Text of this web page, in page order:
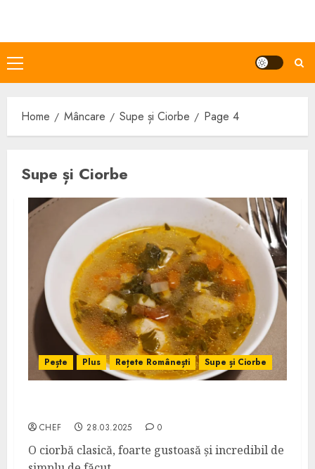
content
Primary
Menu
Home Mâncare Supe și Ciorbe Page 4
Supe și Ciorbe
Pește Plus Rețete Românești Supe și Ciorbe
CHEF 28.03.2025 0
O ciorbă clasică, foarte gustoasă și incredibil de